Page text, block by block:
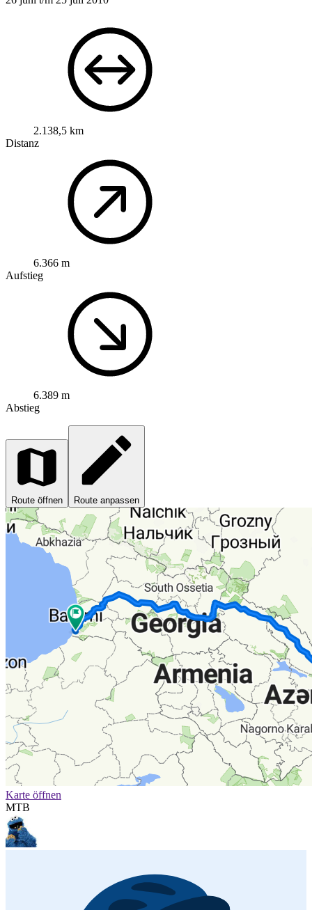
2.138,5 km
Distanz
6.366 m
Aufstieg
6.389 m
Abstieg
Route öffnen Route anpassen
Karte öffnen
MTB